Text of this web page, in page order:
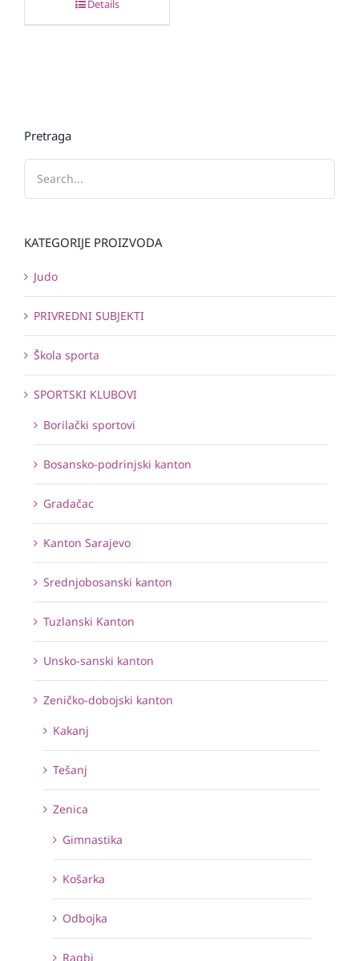
Details
Pretraga
KATEGORIJE PROIZVODA
Judo
PRIVREDNI SUBJEKTI
Škola sporta
SPORTSKI KLUBOVI
Borilački sportovi
Bosansko-podrinjski kanton
Gradačac
Kanton Sarajevo
Srednjobosanski kanton
Tuzlanski Kanton
Unsko-sanski kanton
Zeničko-dobojski kanton
Kakanj
Tešanj
Zenica
Gimnastika
Košarka
Odbojka
Ragbi